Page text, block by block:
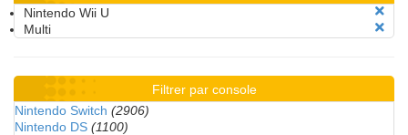
Nintendo Wii U
Multi
Filtrer par console
Nintendo Switch (2906)
Nintendo DS (1100)